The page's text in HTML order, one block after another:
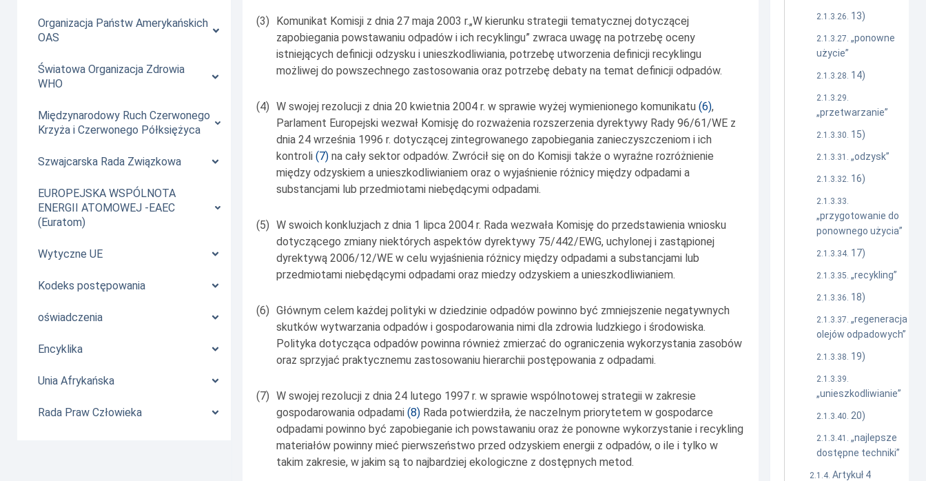
Organizacja Państw Amerykańskich
OAS
Światowa Organizacja Zdrowia
WHO
Międzynarodowy Ruch Czerwonego
Krzyża i Czerwonego Półksiężyca
Szwajcarska Rada Związkowa
EUROPEJSKA WSPÓLNOTA
ENERGII ATOMOWEJ -EAEC
(Euratom)
Wytyczne UE
Kodeks postępowania
oświadczenia
Encyklika
Unia Afrykańska
Rada Praw Człowieka
(3)
Komunikat Komisji z dnia 27 maja 2003 r.„W kierunku strategii tematycznej dotyczącej
zapobiegania powstawaniu odpadów i ich recyklingu” zwraca uwagę na potrzebę oceny
istniejących definicji odzysku i unieszkodliwiania, potrzebę utworzenia definicji recyklingu
możliwej do powszechnego zastosowania oraz potrzebę debaty na temat definicji odpadów.
(4) W swojej rezolucji z dnia 20 kwietnia 2004 r. w sprawie wyżej wymienionego komunikatu (6),
Parlament Europejski wezwał Komisję do rozważenia rozszerzenia dyrektywy Rady 96/61/WE z
dnia 24 września 1996 r. dotyczącej zintegrowanego zapobiegania zanieczyszczeniom i ich
kontroli (7) na cały sektor odpadów. Zwrócił się on do Komisji także o wyraźne rozróżnienie
między odzyskiem a unieszkodliwianiem oraz o wyjaśnienie różnicy między odpadami a
substancjami lub przedmiotami niebędącymi odpadami.
(5) W swoich konkluzjach z dnia 1 lipca 2004 r. Rada wezwała Komisję do przedstawienia wniosku
dotyczącego zmiany niektórych aspektów dyrektywy 75/442/EWG, uchylonej i zastąpionej
dyrektywą 2006/12/WE w celu wyjaśnienia różnicy między odpadami a substancjami lub
przedmiotami niebędącymi odpadami oraz miedzy odzyskiem a unieszkodliwianiem.
(6) Głównym celem każdej polityki w dziedzinie odpadów powinno być zmniejszenie negatywnych
skutków wytwarzania odpadów i gospodarowania nimi dla zdrowia ludzkiego i środowiska.
Polityka dotycząca odpadów powinna również zmierzać do ograniczenia wykorzystania zasobów
oraz sprzyjać praktycznemu zastosowaniu hierarchii postępowania z odpadami.
(7) W swojej rezolucji z dnia 24 lutego 1997 r. w sprawie wspólnotowej strategii w zakresie
gospodarowania odpadami (8) Rada potwierdziła, że naczelnym priorytetem w gospodarce
odpadami powinno być zapobieganie ich powstawaniu oraz że ponowne wykorzystanie i recykling
materiałów powinny mieć pierwszeństwo przed odzyskiem energii z odpadów, o ile i tylko w
takim zakresie, w jakim są to najbardziej ekologiczne z dostępnych metod.
13)
„ponowne
użycie”
14)
„przetwarzanie”
15)
„odzysk”
16)
„przygotowanie do
ponownego użycia”
17)
„recykling”
18)
„regeneracja
olejów odpadowych”
19)
„unieszkodliwianie”
20)
„najlepsze
dostępne techniki”
Artykuł 4